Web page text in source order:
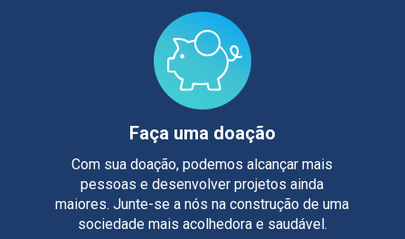
Faça uma doação
Com sua doação, podemos alcançar mais
pessoas e desenvolver projetos ainda
maiores. Junte-se a nós na construção de uma
sociedade mais acolhedora e saudável.